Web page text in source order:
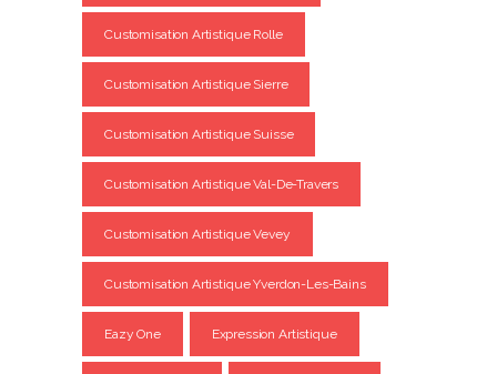
Customisation Artistique Rolle
Customisation Artistique Sierre
Customisation Artistique Suisse
Customisation Artistique Val-De-Travers
Customisation Artistique Vevey
Customisation Artistique Yverdon-Les-Bains
Eazy One Expression Artistique